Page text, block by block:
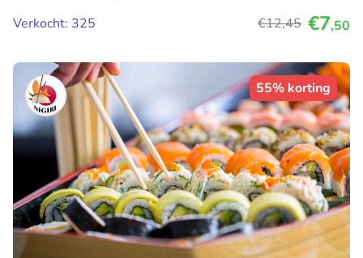
Verkocht: 325
€12,45 €7,50
55% korting